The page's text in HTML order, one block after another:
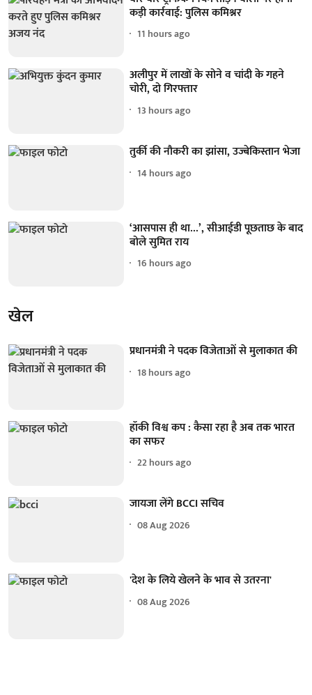
कड़ी कार्रवाई: पुलिस कमिश्नर
11 hours ago
अलीपुर में लाखों के सोने व चांदी के गहने
चोरी, दो गिरफ्तार
13 hours ago
तुर्की की नौकरी का झांसा, उज्बेकिस्तान भेजा
14 hours ago
‘आसपास ही था...’, सीआईडी पूछताछ के बाद
बोले सुमित राय
16 hours ago
खेल
प्रधानमंत्री ने पदक विजेताओं से मुलाकात की
18 hours ago
हॉकी विश्व कप : कैसा रहा है अब तक भारत
का सफर
22 hours ago
जायजा लेंगे BCCI सचिव
08 Aug 2026
'देश के लिये खेलने के भाव से उतरना'
08 Aug 2026